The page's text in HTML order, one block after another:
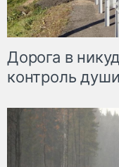
Дорога в
контроль